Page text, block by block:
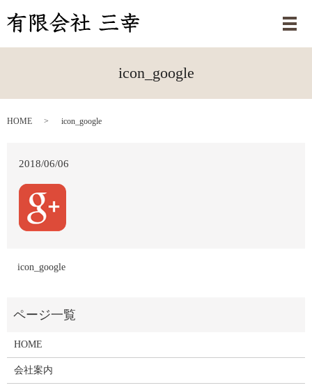
メ
icon_google
HOME icon_google
2018/06/06
icon_google
HOME
会社案内